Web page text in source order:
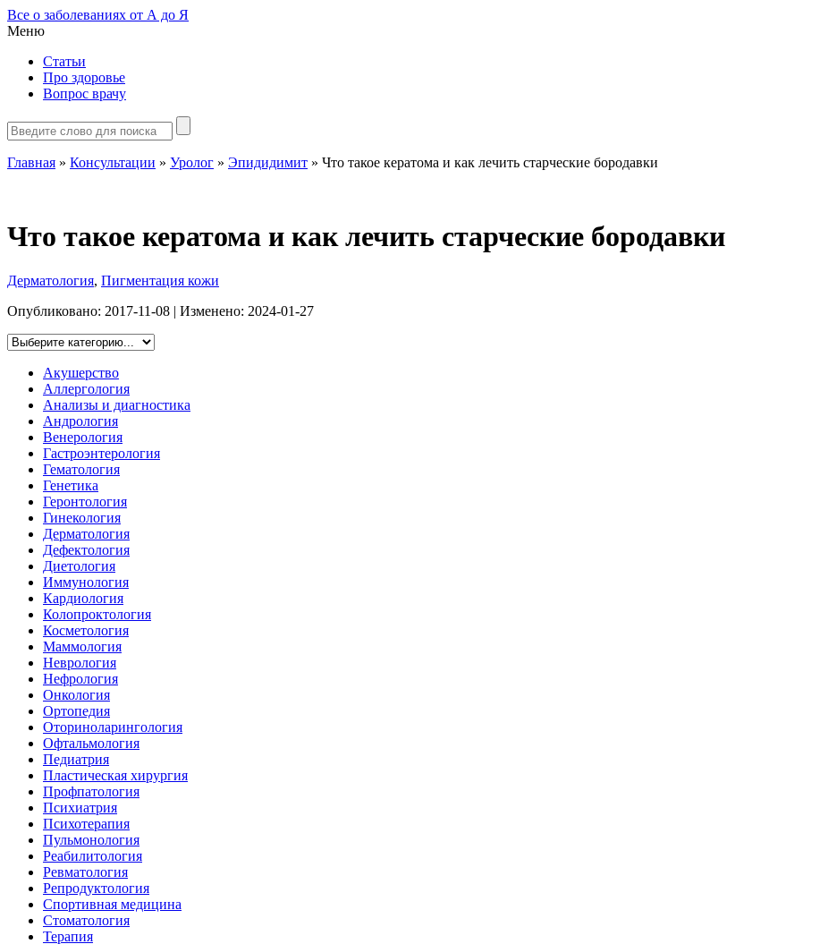
Все о заболеваниях от А до Я
Меню
Статьи
Про здоровье
Вопрос врачу
Главная » Консультации » Уролог » Эпидидимит » Что такое кератома и как лечить старческие бородавки
Что такое кератома и как лечить старческие бородавки
Дерматология, Пигментация кожи
Опубликовано: 2017-11-08 | Изменено: 2024-01-27
Акушерство
Аллергология
Анализы и диагностика
Андрология
Венерология
Гастроэнтерология
Гематология
Генетика
Геронтология
Гинекология
Дерматология
Дефектология
Диетология
Иммунология
Кардиология
Колопроктология
Косметология
Маммология
Неврология
Нефрология
Онкология
Ортопедия
Оториноларингология
Офтальмология
Педиатрия
Пластическая хирургия
Профпатология
Психиатрия
Психотерапия
Пульмонология
Реабилитология
Ревматология
Репродуктология
Спортивная медицина
Стоматология
Терапия